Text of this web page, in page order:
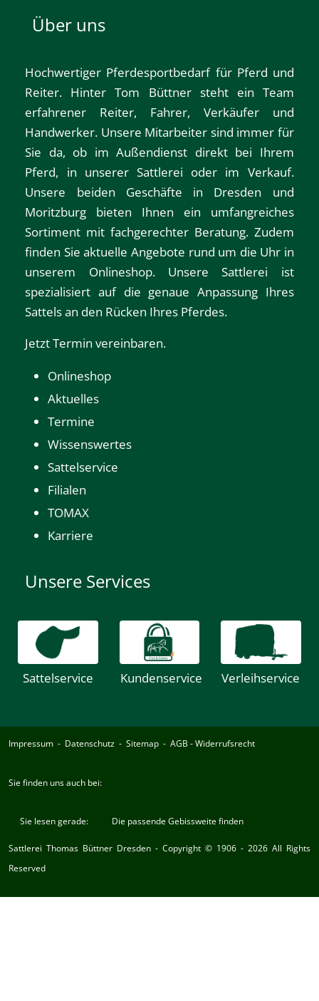
Über uns
Hochwertiger Pferdesportbedarf für Pferd und
Reiter. Hinter Tom Büttner steht ein Team
erfahrener Reiter, Fahrer, Verkäufer und
Handwerker. Unsere Mitarbeiter sind immer für
Sie da, ob im Außendienst direkt bei Ihrem
Pferd, in unserer Sattlerei oder im Verkauf.
Unsere beiden Geschäfte in Dresden und
Moritzburg bieten Ihnen ein umfangreiches
Sortiment mit fachgerechter Beratung. Zudem
finden Sie aktuelle Angebote rund um die Uhr in
unserem Onlineshop. Unsere Sattlerei ist
spezialisiert auf die genaue Anpassung Ihres
Sattels an den Rücken Ihres Pferdes.
Jetzt Termin vereinbaren.
Onlineshop
Aktuelles
Termine
Wissenswertes
Sattelservice
Filialen
TOMAX
Karriere
Unsere Services
Sattelservice Kundenservice Verleihservice
Impressum - Datenschutz - Sitemap - AGB -Widerrufsrecht
Sie finden uns auch bei:
Sie lesen gerade: Die passende Gebissweite finden
Sattlerei Thomas Büttner Dresden - Copyright © 1906 - 2026 All Rights
Reserved